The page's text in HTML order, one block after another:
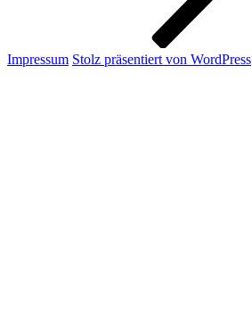
Impressum Stolz präsentiert von WordPress